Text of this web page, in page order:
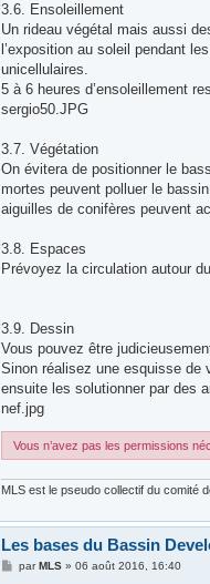
3.6. Ensoleillement
Un rideau végétal mais aussi
l’exposition au soleil pendant
unicellulaires.
5 à 6 heures d’ensoleillement
sergio50.JPG
3.7. Végétation
On évitera de positionner le
mortes peuvent polluer le
aiguilles de conifères peuvent
3.8. Espaces
Prévoyez la circulation autour
3.9. Dessin
Vous pouvez être
Sinon réalisez une esquisse de
ensuite les solutionner par des
nef.jpg
Vous n’avez pas les permissions
MLS est le pseudo collectif du comité
Les bases du Bassin
MparMLS »06 août 2016, 16:40